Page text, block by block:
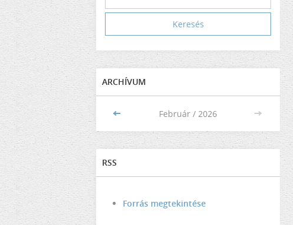
ARCHÍVUM
<< Február / 2026 >>
RSS
Forrás megtekintése